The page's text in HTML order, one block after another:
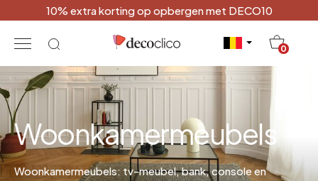
10% extra korting op opbergen met DECO10
0
Woonkamermeubels
Woonkamermeubels: tv-meubel, bank, console en